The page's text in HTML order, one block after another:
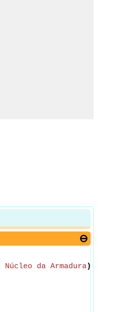
Núcleo da Armadura)